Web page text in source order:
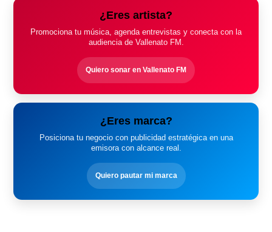
¿Eres artista?
Promociona tu música, agenda entrevistas y conecta con la
audiencia de Vallenato FM.
Quiero sonar en Vallenato FM
¿Eres marca?
Posiciona tu negocio con publicidad estratégica en una
emisora con alcance real.
Quiero pautar mi marca